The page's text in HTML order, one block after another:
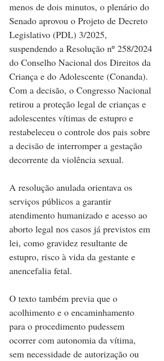
menos de dois minutos, o plenário do
Senado aprovou o Projeto de Decreto
Legislativo (PDL) 3/2025,
suspendendo a Resolução nº 258/2024
do Conselho Nacional dos Direitos da
Criança e do Adolescente (Conanda).
Com a decisão, o Congresso Nacional
retirou a proteção legal de crianças e
adolescentes vítimas de estupro e
restabeleceu o controle dos pais sobre
a decisão de interromper a gestação
decorrente da violência sexual.
A resolução anulada orientava os
serviços públicos a garantir
atendimento humanizado e acesso ao
aborto legal nos casos já previstos em
lei, como gravidez resultante de
estupro, risco à vida da gestante e
anencefalia fetal.
O texto também previa que o
acolhimento e o encaminhamento
para o procedimento pudessem
ocorrer com autonomia da vítima,
sem necessidade de autorização ou